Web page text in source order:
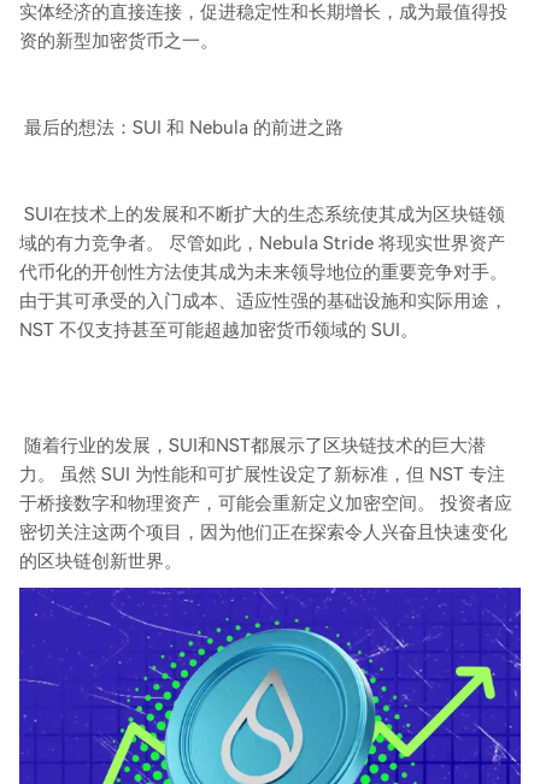
实体经济的直接连接，促进稳定性和长期增长，成为最值得投
资的新型加密货币之一。
最后的想法：SUI 和 Nebula 的前进之路
SUI在技术上的发展和不断扩大的生态系统使其成为区块链领
域的有力竞争者。 尽管如此，Nebula Stride 将现实世界资产
代币化的开创性方法使其成为未来领导地位的重要竞争对手。
由于其可承受的入门成本、适应性强的基础设施和实际用途，
NST 不仅支持甚至可能超越加密货币领域的 SUI。
随着行业的发展，SUI和NST都展示了区块链技术的巨大潜
力。 虽然 SUI 为性能和可扩展性设定了新标准，但 NST 专注
于桥接数字和物理资产，可能会重新定义加密空间。 投资者应
密切关注这两个项目，因为他们正在探索令人兴奋且快速变化
的区块链创新世界。